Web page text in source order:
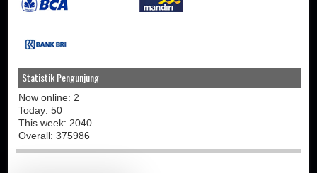
Statistik Pengunjung
Now online: 2
Today: 50
This week: 2040
Overall: 375986